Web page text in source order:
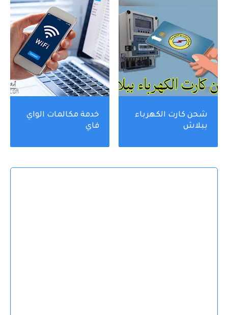
شحن كارت الكهرباء
ببلاش
خدمة مكالمات الواي
فاي